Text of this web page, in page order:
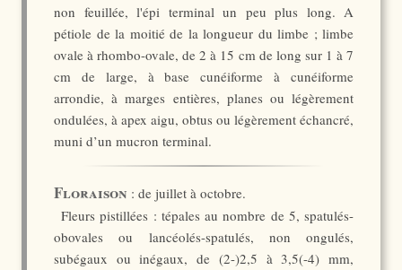
non feuillée, l'épi terminal un peu plus long. A
pétiole de la moitié de la longueur du limbe ; limbe
ovale à rhombo-ovale, de 2 à 15 cm de long sur 1 à 7
cm de large, à base cunéiforme à cunéiforme
arrondie, à marges entières, planes ou légèrement
ondulées, à apex aigu, obtus ou légèrement échancré,
muni d’un mucron terminal.
Floraison : de juillet à octobre.
Fleurs pistillées : tépales au nombre de 5, spatulés-
obovales ou lancéolés-spatulés, non ongulés,
subégaux ou inégaux, de (2-)2,5 à 3,5(-4) mm,